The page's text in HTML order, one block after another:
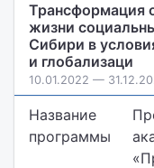
Трансформация
жизни
Сибири в
и глобализаци
10.01.2022 —
Название
программы